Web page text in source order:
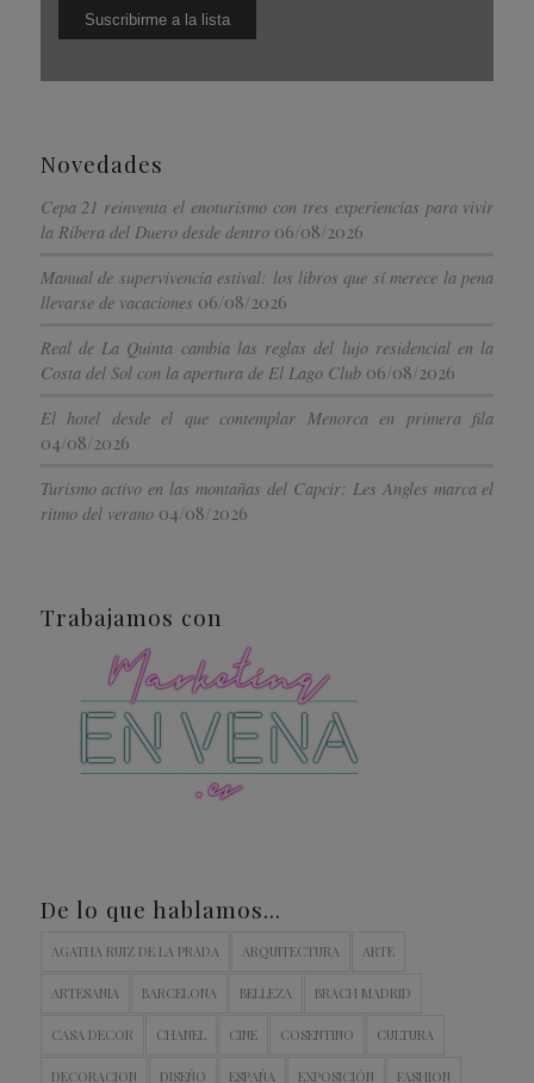
Novedades
Cepa 21 reinventa el enoturismo con tres experiencias para vivir
la Ribera del Duero desde dentro 06/08/2026
Manual de supervivencia estival: los libros que sí merece la pena
llevarse de vacaciones 06/08/2026
Real de La Quinta cambia las reglas del lujo residencial en la
Costa del Sol con la apertura de El Lago Club 06/08/2026
El hotel desde el que contemplar Menorca en primera fila
04/08/2026
Turismo activo en las montañas del Capcir: Les Angles marca el
ritmo del verano 04/08/2026
Trabajamos con
De lo que hablamos…
AGATHA RUIZ DE LA PRADA ARQUITECTURA ARTE
ARTESANIA BARCELONA BELLEZA BRACH MADRID
CASA DECOR CHANEL CINE COSENTINO CULTURA
DECORACION DISEÑO ESPAÑA EXPOSICIÓN FASHION